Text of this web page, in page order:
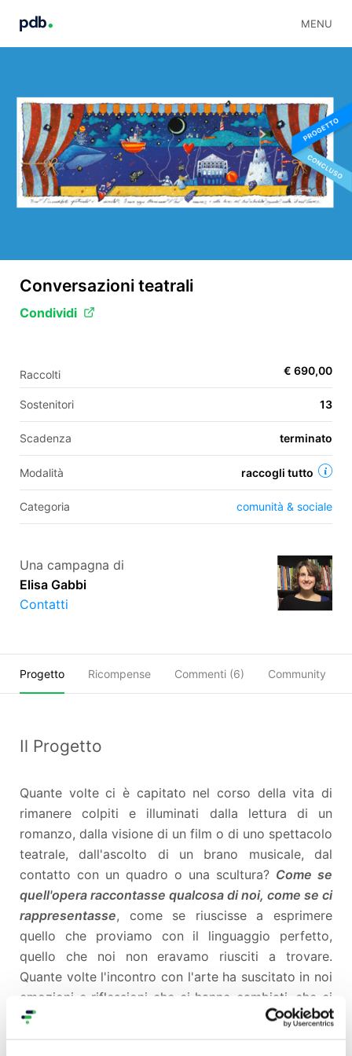
MENU
IT
FR
ES
Conversazioni teatrali
Condividi
Raccolti € 690,00
Sostenitori 13
Scadenza terminato
Modalità raccogli tutto
Categoria comunità & sociale
Una campagna di
Elisa Gabbi
Contatti
Progetto Ricompense Commenti (6) Community
Il Progetto
Quante volte ci è capitato nel corso della vita di
rimanere colpiti e illuminati dalla lettura di un
romanzo, dalla visione di un film o di uno spettacolo
teatrale, dall'ascolto di un brano musicale, dal
contatto con un quadro o una scultura? Come se
quell'opera raccontasse qualcosa di noi, come se ci
rappresentasse, come se riuscisse a esprimere
quello che proviamo con il linguaggio perfetto,
quello che noi non eravamo riusciti a trovare.
Quante volte l'incontro con l'arte ha suscitato in noi
emozioni e riflessioni che ci hanno cambiati, che ci
hanno fatto progredire nel nostro percorso di vita?